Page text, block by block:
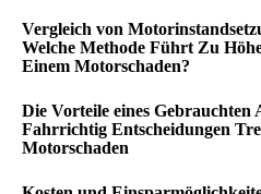
Vergleich von
Welche Methode Führt Zu
Einem Motorschaden?
Die Vorteile eines Gebrauchten
Fahrrichtig Entscheidungen
Motorschaden